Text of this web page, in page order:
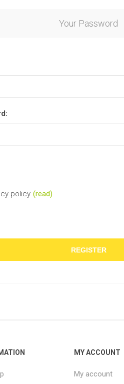
Your Password
policy (read)
MY ACCOUNT
My account